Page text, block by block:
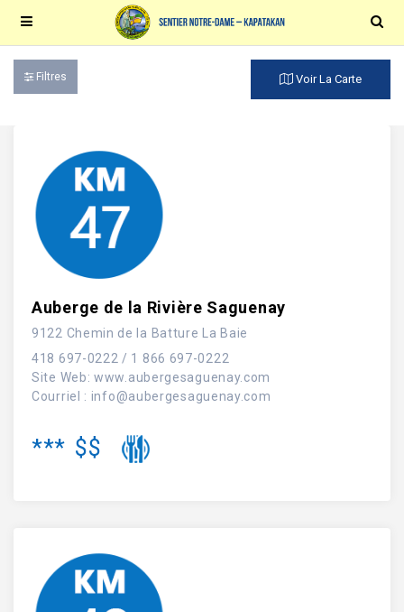
Filtres Voir La Carte
Auberge de la Rivière Saguenay
9122 Chemin de la Batture La Baie
418 697-0222 / 1 866 697-0222
Site Web: www.aubergesaguenay.com
Courriel : info@aubergesaguenay.com
*** $$